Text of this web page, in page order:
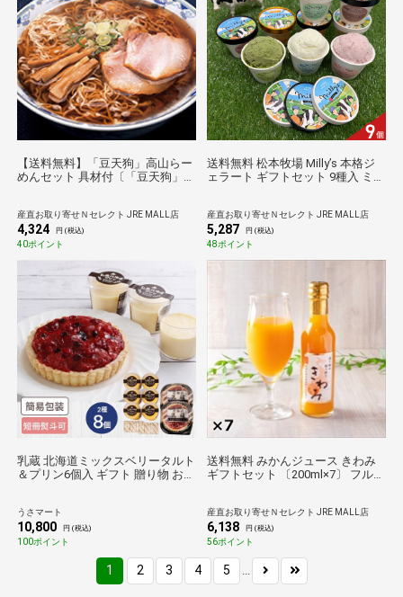
【送料無料】「豆天狗」高山らー
めんセット 具材付〔「豆天狗」高
産直お取り寄せＮセレクト JRE MALL店
4,324 円 (税込)
40ポイント
送料無料 松本牧場 Milly’s 本格ジ
ェラート ギフトセット 9種入 ミリ
産直お取り寄せＮセレクト JRE MALL店
5,287 円 (税込)
48ポイント
乳蔵 北海道ミックスベリータルト
＆プリン6個入 ギフト 贈り物 お返
うさマート
10,800 円 (税込)
100ポイント
送料無料 みかんジュース きわみ
ギフトセット 〔200ml×7〕 フルー
産直お取り寄せＮセレクト JRE MALL店
6,138 円 (税込)
56ポイント
1 2 3 4 5